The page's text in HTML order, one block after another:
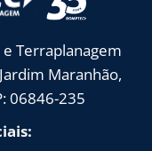
Terraplanagem
Maranhão,
06846-235